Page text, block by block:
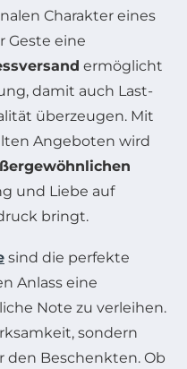
Charakter eines
Geste eine
ermöglicht
damit auch Last-
überzeugen. Mit
Angeboten wird
und Liebe auf
bringt.
sind die perfekte
Anlass eine
Note zu verleihen.
sondern
den Beschenkten. Ob